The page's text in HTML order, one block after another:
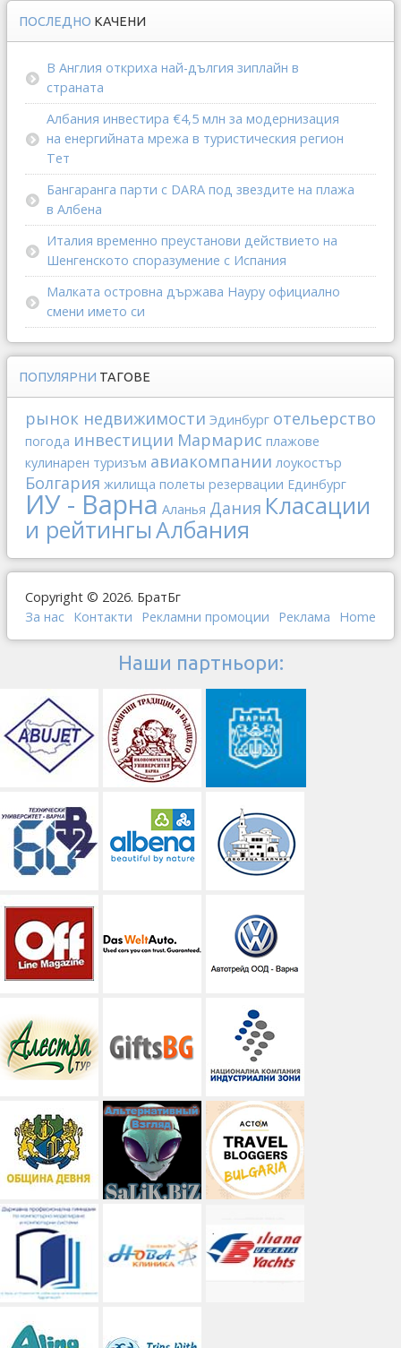
ПОСЛЕДНО КАЧЕНИ
В Англия откриха най-дългия зиплайн в
страната
Албания инвестира €4,5 млн за модернизация
на енергийната мрежа в туристическия регион
Тет
Бангаранга парти с DARA под звездите на плажа
в Албена
Италия временно преустанови действието на
Шенгенското споразумение с Испания
Малката островна държава Науру официално
смени името си
ПОПУЛЯРНИ ТАГОВЕ
рынок недвижимости Эдинбург отельерство
погода инвестиции Мармарис плажове
кулинарен туризъм авиакомпании лоукостър
Болгария жилища полеты резервации Единбург
ИУ - Варна Аланья Дания Класации
и рейтингыАлбания
Copyright © 2026. БратБг
За нас Контакти Рекламни промоции Реклама Home
Наши партньори: